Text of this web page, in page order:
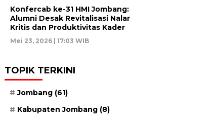
Konfercab ke-31 HMI Jombang:
Alumni Desak Revitalisasi Nalar
Kritis dan Produktivitas Kader
Mei 23, 2026 | 17:03 WIB
TOPIK TERKINI
Jombang (61)
Kabupaten Jombang (8)